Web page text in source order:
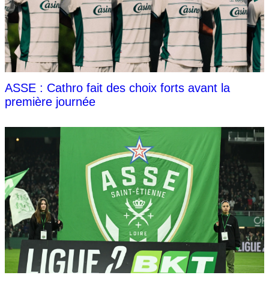
ASSE : Cathro fait des choix forts avant la
première journée